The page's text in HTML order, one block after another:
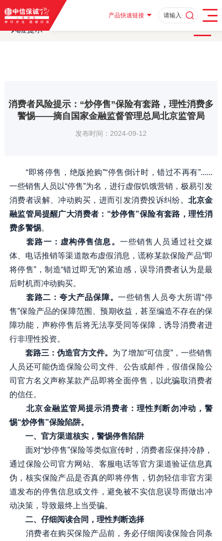
产品快速链接
风险提示 消费者风险提示：“炒停售”保险有套路，理性消费多警惕——
风险提示
消费者风险提示：“炒停售”保险有套路，理性消费多
警惕——摘自国家金融监督管理总局北京监管局
发布时间：2024-09-12
“即将停售，绝版抢购”“停售倒计时，错过不再有”......
一些销售人员以“停售”为名，进行虚假饥饿营销，极易引发
消费者误解、冲动购买，进而引发消费投诉纠纷。北京金
融监管局提醒广大消费者：“炒停售”保险有套路，理性消
费多警惕。
套路一：虚构停售信息。 一些销售人员通过社交媒
体、电话推销等渠道散布虚假消息，谎称某款保险产品“即
将停售”，制造“错过即无”的紧迫感，误导消费者认为是最
后时机而冲动购买。
套路二：夸大产品保障。一些销售人员夸大所谓“停
售”保险产品的保障范围、预期收益，甚至编造不存在的保
障功能，声称停售后将无法享受同等保障，诱导消费者进
行非理性投资。
套路三：伪造官方文件。 为了增加“可信度”，一些销售
人员还可能伪造保险公司文件、公告或邮件，假借保险公
司官方名义声称某款产品即将全面停售，以此骗取消费者
的信任。
北京金融监管局提示消费者：理性判断勿冲动，警
惕“炒停售”保险陷阱。
一、官方渠道核实，警惕停售陷阱
面对“炒停售”保险等类似宣传时，消费者应保持冷静，
通过保险公司官方网站、客服电话等官方渠道验证信息真
伪，核实保险产品是否真的即将停售，切勿轻信非官方渠
道发布的停售信息或文件，避免被不实信息误导而做出冲
动决策，导致最终上当受骗。
二、仔细阅读合同，理性判断选择
消费者在购买保险产品前，务必仔细阅读保险合同条